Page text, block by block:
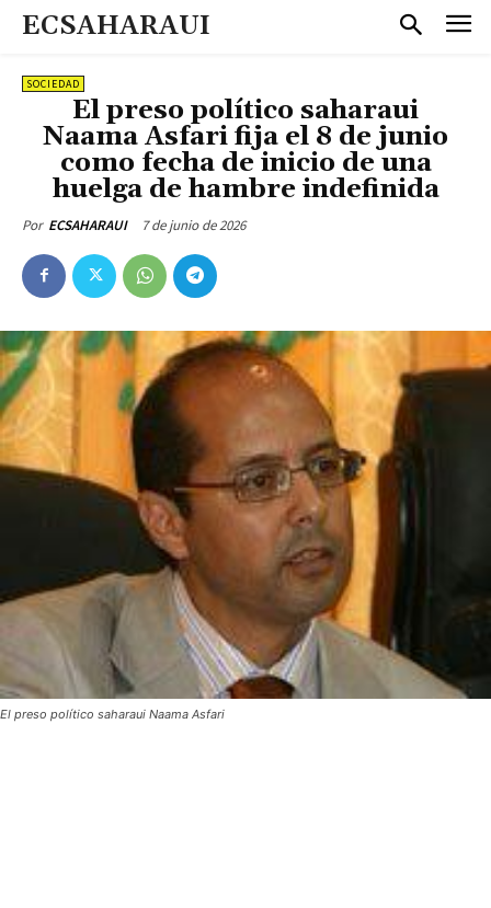
ECSAHARAUI
SOCIEDAD
El preso político saharaui
Naama Asfari fija el 8 de junio
como fecha de inicio de una
huelga de hambre indefinida
Por ECSAHARAUI 7 de junio de 2026
El preso político saharaui Naama Asfari